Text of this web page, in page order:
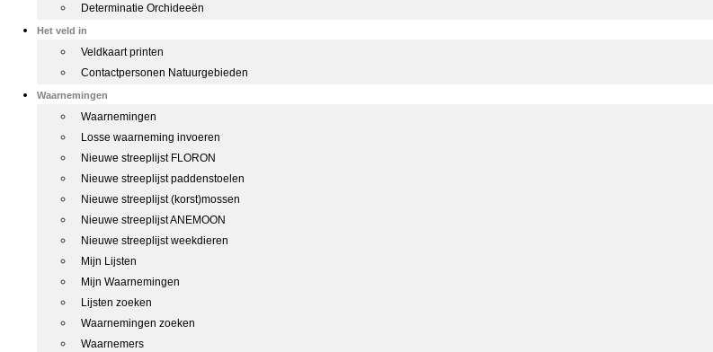
Determinatie Orchideeën
Het veld in
Veldkaart printen
Contactpersonen Natuurgebieden
Waarnemingen
Waarnemingen
Losse waarneming invoeren
Nieuwe streeplijst FLORON
Nieuwe streeplijst paddenstoelen
Nieuwe streeplijst (korst)mossen
Nieuwe streeplijst ANEMOON
Nieuwe streeplijst weekdieren
Mijn Lijsten
Mijn Waarnemingen
Lijsten zoeken
Waarnemingen zoeken
Waarnemers